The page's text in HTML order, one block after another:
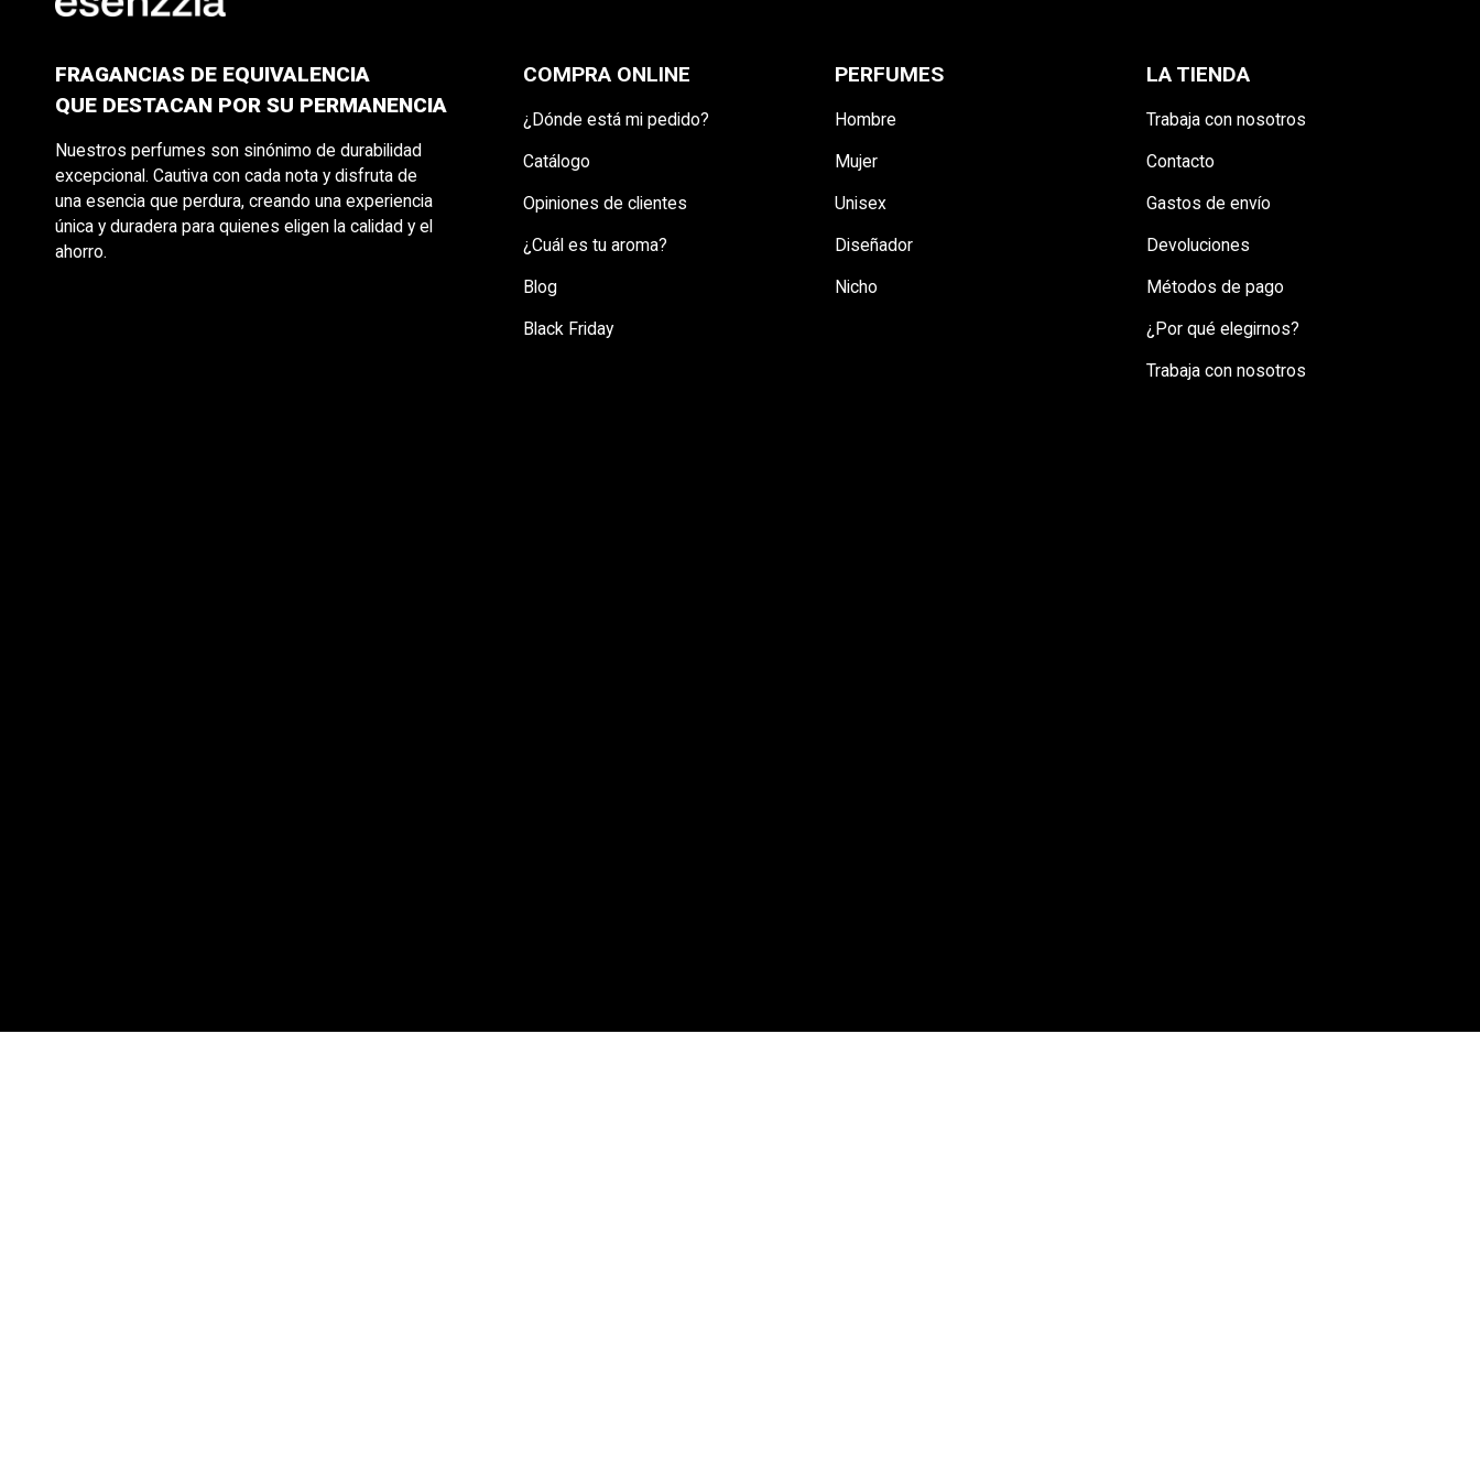
FRAGANCIAS DE EQUIVALENCIA
QUE DESTACAN POR SU PERMANENCIA
Nuestros perfumes son sinónimo de durabilidad
excepcional. Cautiva con cada nota y disfruta de
una esencia que perdura, creando una experiencia
única y duradera para quienes eligen la calidad y el
ahorro.
COMPRA ONLINE
¿Dónde está mi pedido?
Catálogo
Opiniones de clientes
¿Cuál es tu aroma?
Blog
Black Friday
PERFUMES
Hombre
Mujer
Unisex
Diseñador
Nicho
LA TIENDA
Trabaja con nosotros
Contacto
Gastos de envío
Devoluciones
Métodos de pago
¿Por qué elegirnos?
Trabaja con nosotros